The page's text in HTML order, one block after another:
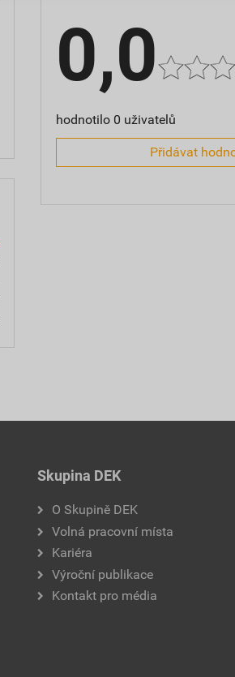
0,0
hodnotilo 0 uživatelů
Přidávat
Skupina DEK
O Skupině DEK
Volná pracovní místa
Kariéra
Výroční publikace
Kontakt pro média